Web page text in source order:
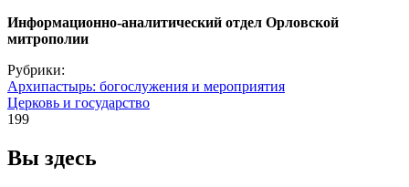
Информационно-аналитический отдел Орловской
митрополии
Рубрики:
Архипастырь: богослужения и мероприятия
Церковь и государство
199
Вы здесь